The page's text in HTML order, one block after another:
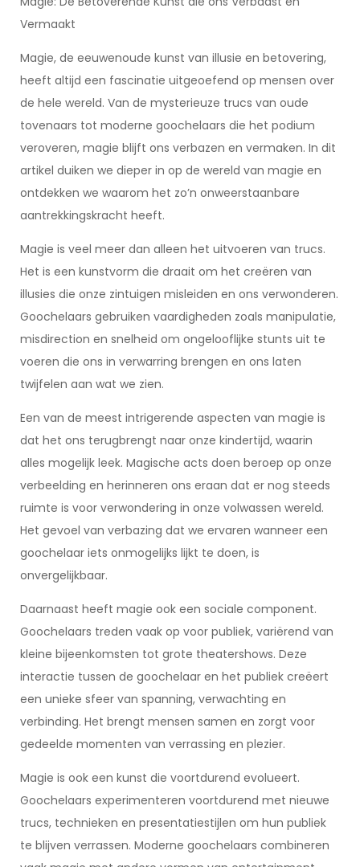
Vermaakt
Magie, de eeuwenoude kunst van illusie en betovering,
heeft altijd een fascinatie uitgeoefend op mensen over
de hele wereld. Van de mysterieuze trucs van oude
tovenaars tot moderne goochelaars die het podium
veroveren, magie blijft ons verbazen en vermaken. In dit
artikel duiken we dieper in op de wereld van magie en
ontdekken we waarom het zo’n onweerstaanbare
aantrekkingskracht heeft.
Magie is veel meer dan alleen het uitvoeren van trucs.
Het is een kunstvorm die draait om het creëren van
illusies die onze zintuigen misleiden en ons verwonderen.
Goochelaars gebruiken vaardigheden zoals manipulatie,
misdirection en snelheid om ongelooflijke stunts uit te
voeren die ons in verwarring brengen en ons laten
twijfelen aan wat we zien.
Een van de meest intrigerende aspecten van magie is
dat het ons terugbrengt naar onze kindertijd, waarin
alles mogelijk leek. Magische acts doen beroep op onze
verbeelding en herinneren ons eraan dat er nog steeds
ruimte is voor verwondering in onze volwassen wereld.
Het gevoel van verbazing dat we ervaren wanneer een
goochelaar iets onmogelijks lijkt te doen, is
onvergelijkbaar.
Daarnaast heeft magie ook een sociale component.
Goochelaars treden vaak op voor publiek, variërend van
kleine bijeenkomsten tot grote theatershows. Deze
interactie tussen de goochelaar en het publiek creëert
een unieke sfeer van spanning, verwachting en
verbinding. Het brengt mensen samen en zorgt voor
gedeelde momenten van verrassing en plezier.
Magie is ook een kunst die voortdurend evolueert.
Goochelaars experimenteren voortdurend met nieuwe
trucs, technieken en presentatiestijlen om hun publiek
te blijven verrassen. Moderne goochelaars combineren